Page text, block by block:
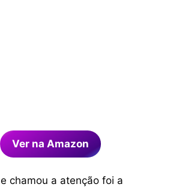
Ver na Amazon
chamou a atenção foi a